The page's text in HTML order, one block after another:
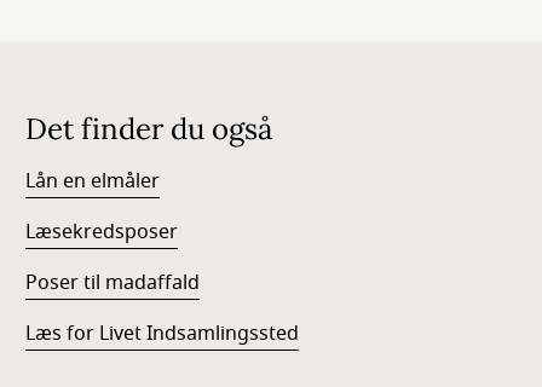
Det finder du også
Lån en elmåler
Læsekredsposer
Poser til madaffald
Læs for Livet Indsamlingssted